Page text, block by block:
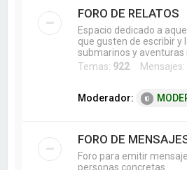
FORO DE RELATOS
Espacio dedicado a
que gusten de escribir y
submarinos y aventuras
Temas: 922Mensajes:
Moderador:
FORO DE
Foro para emitir
personas concretas.